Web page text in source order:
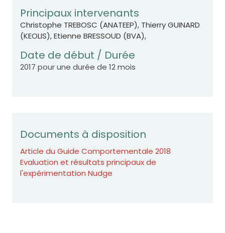
Principaux intervenants
Christophe TREBOSC (ANATEEP), Thierry GUINARD
(KEOLIS), Etienne BRESSOUD (BVA),
Date de début / Durée
2017 pour une durée de 12 mois
Documents à disposition
Article du Guide Comportementale 2018
Evaluation et résultats principaux de
l'expérimentation Nudge